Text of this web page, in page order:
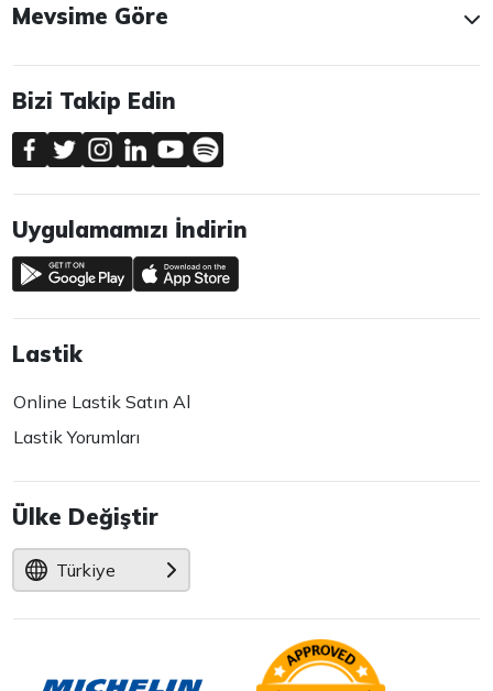
Mevsime Göre
Bizi Takip Edin
Uygulamamızı İndirin
Lastik
Online Lastik Satın Al
Lastik Yorumları
Ülke Değiştir
Türkiye